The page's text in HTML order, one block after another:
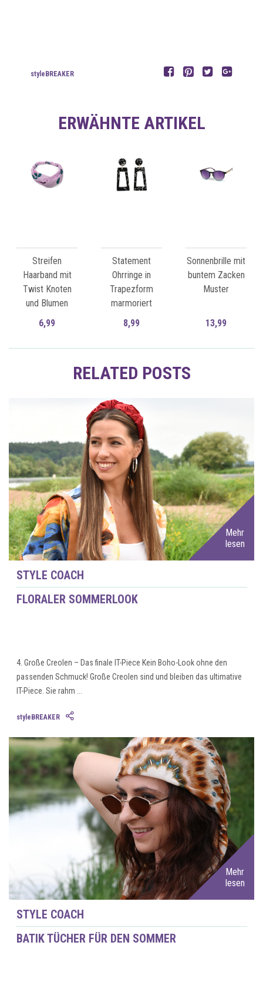
styleBREAKER
ERWÄHNTE ARTIKEL
Streifen
Haarband mit
Twist Knoten
und Blumen
6,99
Statement
Ohrringe in
Trapezform
marmoriert
8,99
Sonnenbrille mit
buntem Zacken
Muster
13,99
RELATED POSTS
Mehr
lesen
STYLE COACH
FLORALER SOMMERLOOK
4. Große Creolen – Das finale IT-Piece Kein Boho-Look ohne den
passenden Schmuck! Große Creolen sind und bleiben das ultimative
IT-Piece. Sie rahm ...
styleBREAKER
Mehr
lesen
STYLE COACH
BATIK TÜCHER FÜR DEN SOMMER